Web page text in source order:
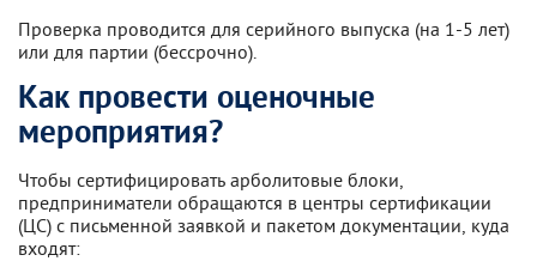
Проверка проводится для серийного выпуска (на 1-5 лет)
или для партии (бессрочно).
Как провести оценочные
мероприятия?
Чтобы сертифицировать арболитовые блоки,
предприниматели обращаются в центры сертификации
(ЦС) с письменной заявкой и пакетом документации, куда
входят: